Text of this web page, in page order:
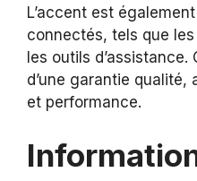
L’accent est
connectés, tels que
les outils
d’une garantie
et performance.